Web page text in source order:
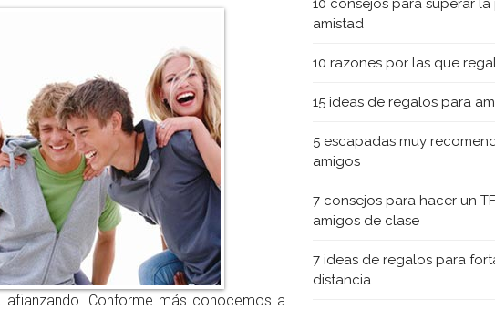
Conforme más conocemos a
10 consejos para superar
amistad
10 razones por las que
15 ideas de regalos para
5 escapadas muy
amigos
7 consejos para hacer un
amigos de clase
7 ideas de regalos para
distancia